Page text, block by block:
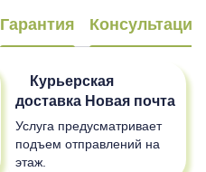
Гарантия Консультация
Курьерская
доставка Новая почта
Услуга предусматривает
подъем отправлений на
этаж.